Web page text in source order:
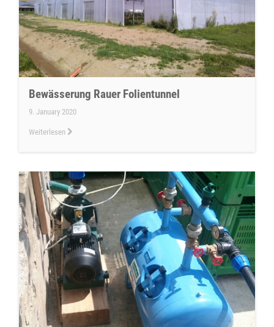
Bewässerung Rauer Folientunnel
9. January 2020
Weiterlesen